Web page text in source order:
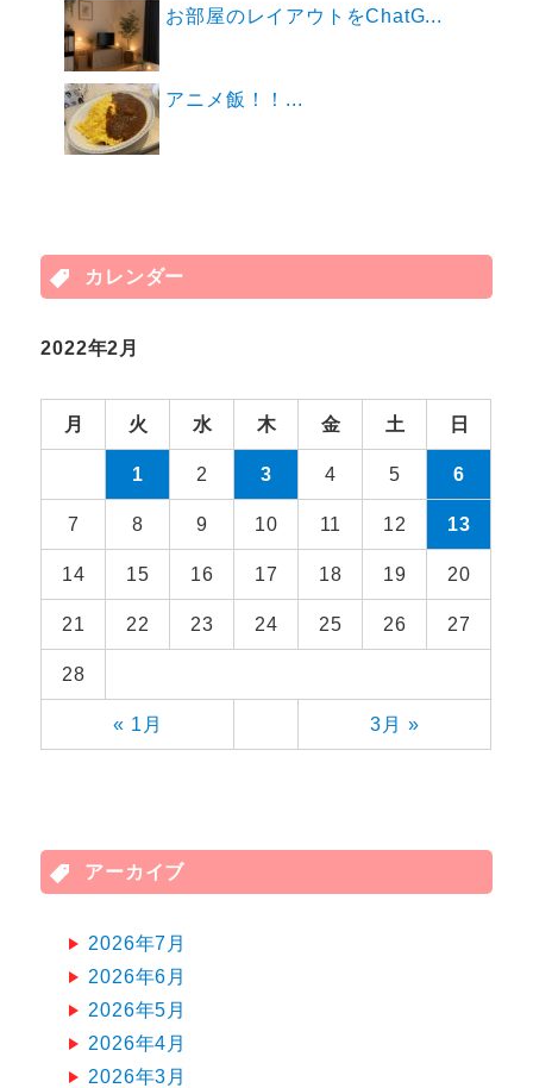
お部屋のレイアウトをChatG...
アニメ飯！！...
カレンダー
2022年2月
月 火 水 木 金 土 日
« 1月 3月 »
1 2 3 4 5 6
7 8 9 10 11 12 13
14 15 16 17 18 19 20
21 22 23 24 25 26 27
28
アーカイブ
2026年7月
2026年6月
2026年5月
2026年4月
2026年3月